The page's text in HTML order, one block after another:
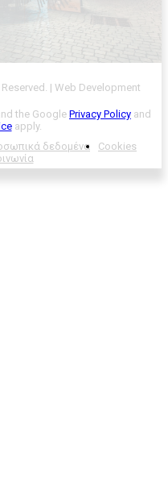
| Web Development
the Google Privacy Policy and
apply.
δεδομένα
Cookies